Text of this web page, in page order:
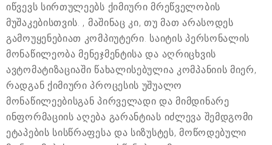
იწვევს სირთულეებს ქიმიური მრეწველობის
მუშაკებისთვის. , მაშინაც კი, თუ მათ არასოდეს
გამოუყენებიათ კომპიუტერი. საიტის პერსონალის
მონაწილეობა მენეჯმენტისა და აღრიცხვის
ავტომატიზაციაში წახალისებულია კომპანიის მიერ,
რადგან ქიმიური პროცესის უშუალო
მონაწილეებისგან პირველადი და მიმდინარე
ინფორმაციის აღება გარანტიას იძლევა შემდგომი
ეტაპების სისწრაფესა და სიზუსტეს, მოწოდებული